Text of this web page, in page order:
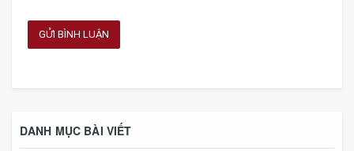
GỬI BÌNH LUẬN
DANH MỤC BÀI VIẾT